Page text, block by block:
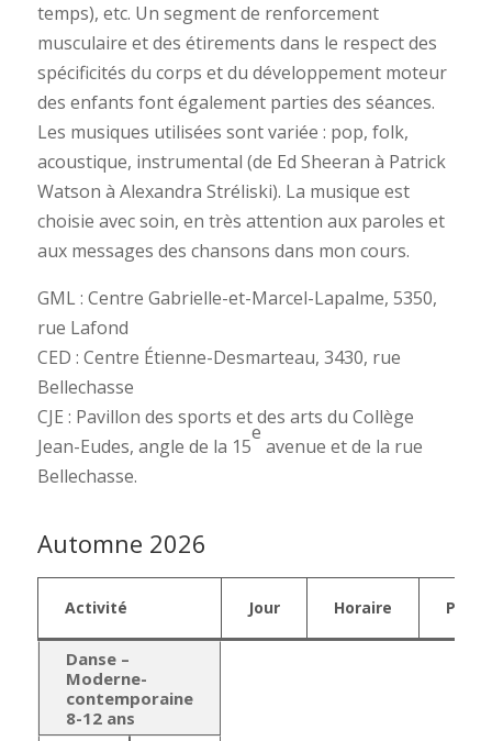
temps), etc. Un segment de renforcement
musculaire et des étirements dans le respect des
spécificités du corps et du développement moteur
des enfants font également parties des séances.
Les musiques utilisées sont variée : pop, folk,
acoustique, instrumental (de Ed Sheeran à Patrick
Watson à Alexandra Stréliski). La musique est
choisie avec soin, en très attention aux paroles et
aux messages des chansons dans mon cours.
GML : Centre Gabrielle-et-Marcel-Lapalme, 5350,
rue Lafond
CED : Centre Étienne-Desmarteau, 3430, rue
Bellechasse
CJE : Pavillon des sports et des arts du Collège
Jean-Eudes, angle de la 15
e
avenue et de la rue
Bellechasse.
Automne 2026
Activité Jour Horaire Prix
Danse –
Moderne-
contemporaine
8-12 ans